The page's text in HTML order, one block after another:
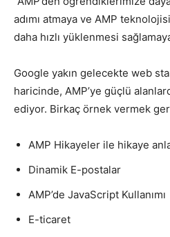
adımı atmaya ve AMP
daha hızlı yüklenmesi
Google yakın gelecekte web
haricinde, AMP’ye güçlü
ediyor. Birkaç örnek vermek
AMP Hikayeler ile hikaye
Dinamik E-postalar
AMP’de JavaScript Kullanımı
E-ticaret